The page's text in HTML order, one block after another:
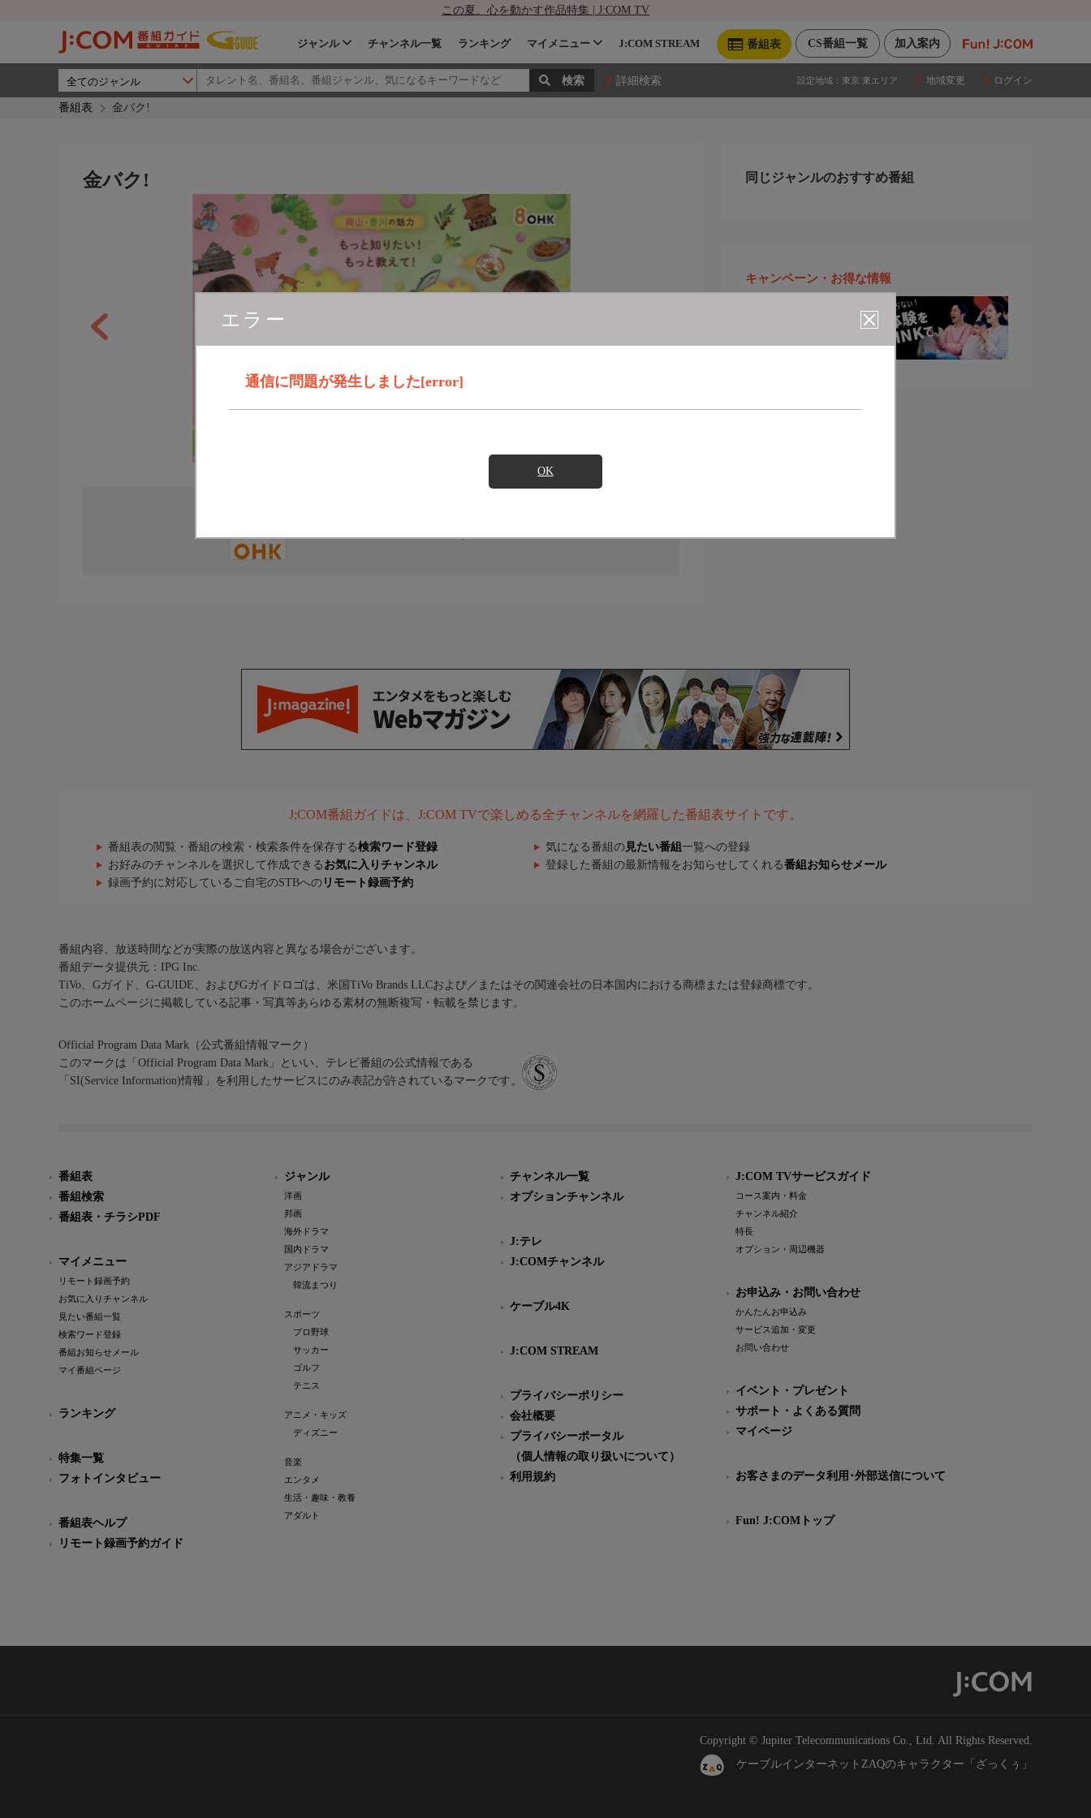
この夏、心を動かす作品特集 | J:COM TV
加入案内
CS番組一覧
番組表
ジャンル チャンネル一覧 ランキング マイメニュー J:COM STREAM
詳細検索 設定地域： 東京 東エリア 地域変更 ログイン
番組表 金バク!
エラー
通信に問題が発生しました[error]
OK
金バク! 同じジャンルのおすすめ番組
キャンペーン・お得な情報
J:COM番組ガイドは、J:COM TVで楽しめる全チャンネルを網羅した番組表サイトです。
番組表の閲覧・番組の検索・検索条件を保存する検索ワード登録 気になる番組の 見たい番組 一覧への登録
お好みのチャンネルを選択して作成できる お気に入りチャンネル 登録した番組の最新情報をお知らせしてくれる番組お知らせメール
録画予約に対応しているご自宅のSTBへの リモート録画予約
番組内容、放送時間などが実際の放送内容と異なる場合がございます。
番組データ提供元：IPG Inc.
TiVo、Gガイド、G-GUIDE、およびGガイドロゴは、米国TiVo Brands LLCおよび／またはその関連会社の日本国内における商標または登録商標です。
このホームページに掲載している記事・写真等あらゆる素材の無断複写・転載を禁じます。
Official Program Data Mark（公式番組情報マーク）
このマークは「Official Program Data Mark」といい、テレビ番組の公式情報である
「SI(Service Information)情報」を利用したサービスにのみ表記が許されているマークです。
番組表
番組検索
番組表・チラシPDF
マイメニュー
リモート録画予約
お気に入りチャンネル
見たい番組一覧
検索ワード登録
番組お知らせメール
マイ番組ページ
ランキング
特集一覧
フォトインタビュー
番組表ヘルプ
リモート録画予約ガイド
ジャンル
洋画
邦画
海外ドラマ
国内ドラマ
アジアドラマ
韓流まつり
スポーツ
プロ野球
サッカー
ゴルフ
テニス
アニメ・キッズ
ディズニー
音楽
エンタメ
生活・趣味・教養
アダルト
チャンネル一覧
オプションチャンネル
J:テレ
J:COMチャンネル
ケーブル4K
J:COM STREAM
プライバシーポリシー
会社概要
プライバシーポータル
（個人情報の取り扱いについて）
利用規約
J:COM TVサービスガイド
コース案内・料金
チャンネル紹介
特長
オプション・周辺機器
お申込み・お問い合わせ
かんたんお申込み
サービス追加・変更
お問い合わせ
イベント・プレゼント
サポート・よくある質問
マイページ
お客さまのデータ利用･外部送信について
Fun! J:COMトップ
Copyright © Jupiter Telecommunications Co., Ltd. All Rights Reserved.
ケーブルインターネットZAQのキャラクター「ざっくぅ」